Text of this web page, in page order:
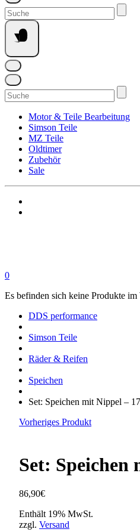
Suchen
nach:
Suchen
nach:
Motor & Teile Bearbeitung
Simson Teile
MZ Teile
Oldtimer
Zubehör
Sale
0
Es befinden sich keine Produkte im
DDS performance
Simson Teile
Räder & Reifen
Speichen
Set: Speichen mit Nippel –
Vorheriges Produkt
Set:
86,90€
Enthält 19% MwSt.
zzgl. Versand